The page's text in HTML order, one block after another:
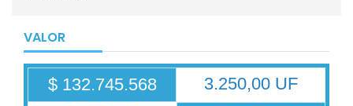
VALOR
$ 132.745.568
3.250,00 UF